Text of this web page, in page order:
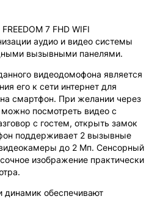
7 FHD WIFI
аудио и видео системы
вызывными панелями.
видеодомофона является
его к сети интернет для
смартфон. При желании через
посмотреть видео с
с гостем, открыть замок
поддерживает 2 вызывные
до 2 Мп. Сенсорный
изображение практически
обеспечивают